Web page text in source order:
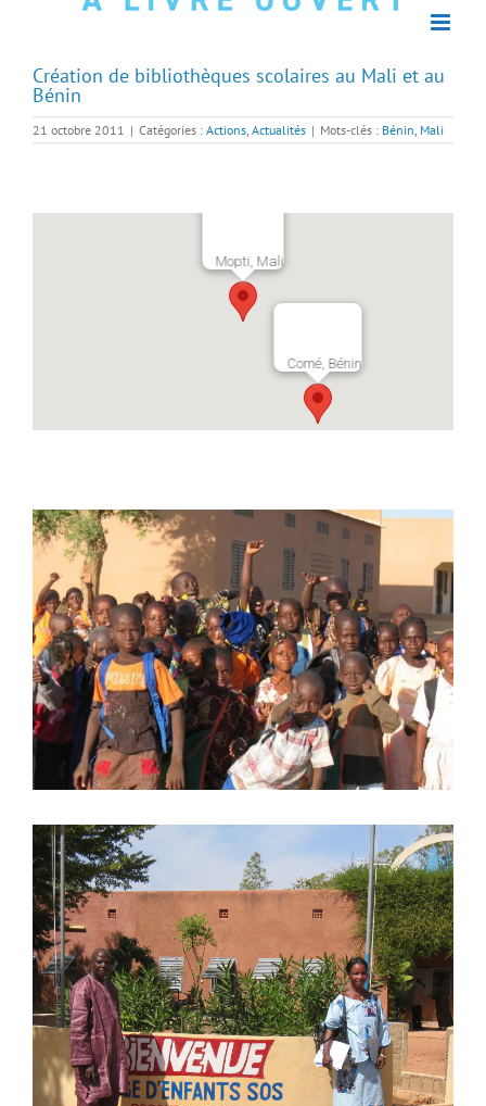
Création de bibliothèques scolaires au Mali et au
Bénin
21 octobre 2011 | Catégories : Actions Actualités | Mots-clés : Bénin Mali
Mopti, Mali
Comé, Bénin